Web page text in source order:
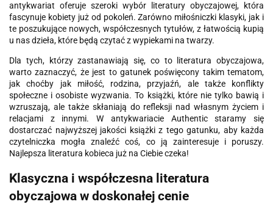
antykwariat oferuje szeroki wybór literatury obyczajowej, która
fascynuje kobiety już od pokoleń. Zarówno miłośniczki klasyki, jak i
te poszukujące nowych, współczesnych tytułów, z łatwością kupią
u nas dzieła, które będą czytać z wypiekami na twarzy.
Dla tych, którzy zastanawiają się, co to literatura obyczajowa,
warto zaznaczyć, że jest to gatunek poświęcony takim tematom,
jak choćby jak miłość, rodzina, przyjaźń, ale także konflikty
społeczne i osobiste wyzwania. To książki, które nie tylko bawią i
wzruszają, ale także skłaniają do refleksji nad własnym życiem i
relacjami z innymi. W antykwariacie Authentic staramy się
dostarczać najwyższej jakości książki z tego gatunku, aby każda
czytelniczka mogła znaleźć coś, co ją zainteresuje i poruszy.
Najlepsza literatura kobieca już na Ciebie czeka!
Klasyczna i współczesna literatura
obyczajowa w doskonałej cenie